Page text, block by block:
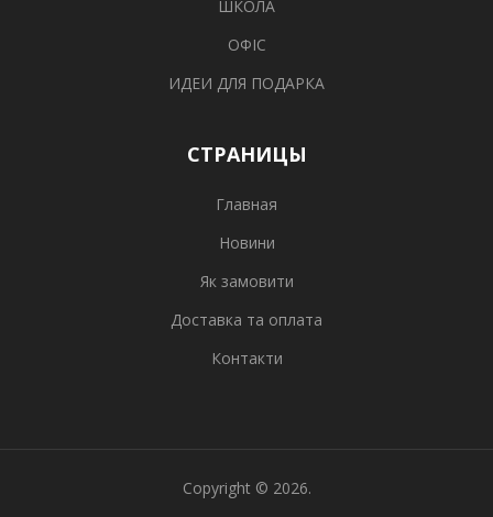
ШКОЛА
ОФІС
ИДЕИ ДЛЯ ПОДАРКА
СТРАНИЦЫ
Главная
Новини
Як замовити
Доставка та оплата
Контакти
Copyright © 2026.